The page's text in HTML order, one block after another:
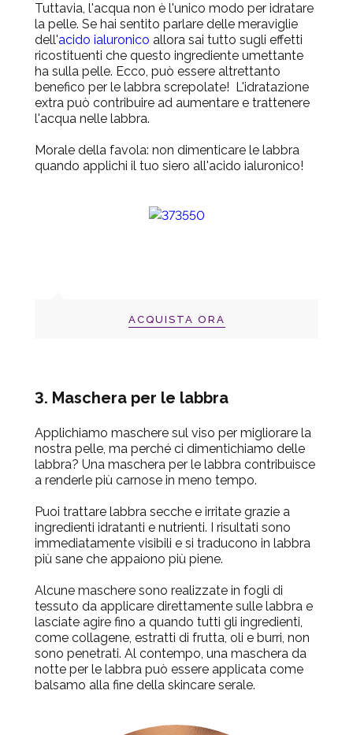
Tuttavia, l'acqua non è l'unico modo per idratare
la pelle. Se hai sentito parlare delle meraviglie
dell'acido ialuronico allora sai tutto sugli effetti
ricostituenti che questo ingrediente umettante
ha sulla pelle. Ecco, può essere altrettanto
benefico per le labbra screpolate! L'idratazione
extra può contribuire ad aumentare e trattenere
l'acqua nelle labbra.
Morale della favola: non dimenticare le labbra
quando applichi il tuo siero all'acido ialuronico!
ACQUISTA ORA
3. Maschera per le labbra
Applichiamo maschere sul viso per migliorare la
nostra pelle, ma perché ci dimentichiamo delle
labbra? Una maschera per le labbra contribuisce
a renderle più carnose in meno tempo.
Puoi trattare labbra secche e irritate grazie a
ingredienti idratanti e nutrienti. I risultati sono
immediatamente visibili e si traducono in labbra
più sane che appaiono più piene.
Alcune maschere sono realizzate in fogli di
tessuto da applicare direttamente sulle labbra e
lasciate agire fino a quando tutti gli ingredienti,
come collagene, estratti di frutta, oli e burri, non
sono penetrati. Al contempo, una maschera da
notte per le labbra può essere applicata come
balsamo alla fine della skincare serale.